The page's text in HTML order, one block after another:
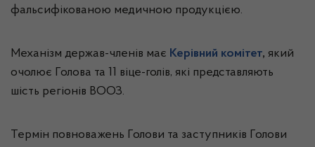
фальсифікованою медичною продукцією.
Механізм держав-членів має Керівний комітет, який
очолює Голова та 11 віце-голів, які представляють
шість регіонів ВООЗ.
Термін повноважень Голови та заступників Голови